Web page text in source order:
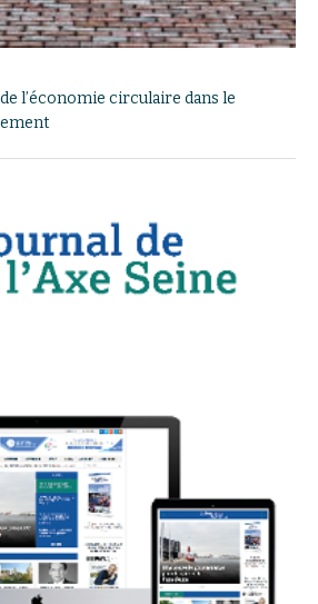
l’économie circulaire dans le